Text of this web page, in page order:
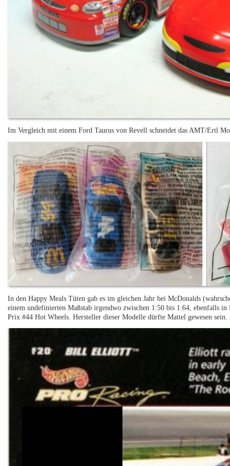
Im Vergleich mit einem Ford Taurus von Revell schneidet das AMT/Ertl
In den Happy Meals Tüten gab es im gleichen Jahr bei McDonalds
einem undefinierten Maßstab irgendwo zwischen 1:50 bis 1:64, ebenfalls
Prix #44 Hot Wheels. Hersteller dieser Modelle dürfte Mattel gewesen sein.